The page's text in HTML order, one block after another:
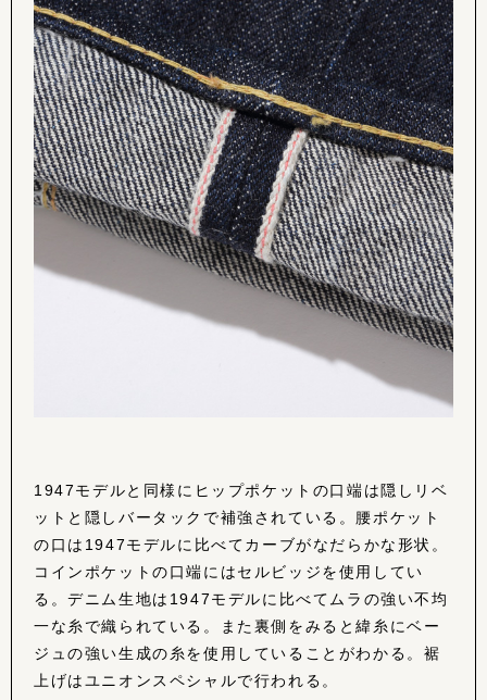
1947モデルと同様にヒップポケットの口端は隠しリベ
ットと隠しバータックで補強されている。腰ポケット
の口は1947モデルに比べてカーブがなだらかな形状。
コインポケットの口端にはセルビッジを使用してい
る。デニム生地は1947モデルに比べてムラの強い不均
一な糸で織られている。また裏側をみると緯糸にベー
ジュの強い生成の糸を使用していることがわかる。裾
上げはユニオンスペシャルで行われる。